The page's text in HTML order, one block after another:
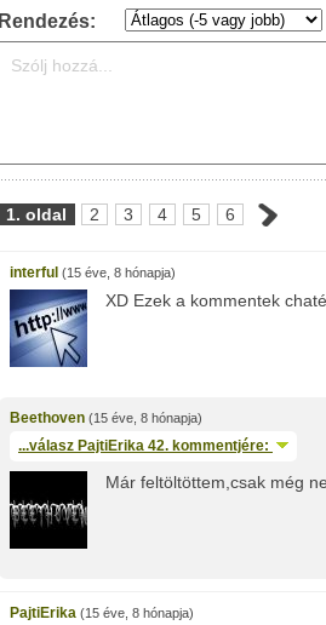
Rendezés:
1. oldal 2 3 4 5 6
interful (15 éve, 8 hónapja)
XD Ezek a kommentek
Beethoven (15 éve, 8 hónapja)
...válasz PajtiErika 42. kommentjére:
Már feltöltöttem,csak még
PajtiErika (15 éve, 8 hónapja)